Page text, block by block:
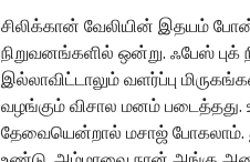
சிலிக்கான் வேலியின் இதயம்
நிறுவனங்களில் ஒன்று. ஃபேஸ்
இல்லாவிட்டாலும் வளர்ப்பு
வழங்கும் விசால மனம்
தேவையென்றால் மசாஜ் போகலாம்.